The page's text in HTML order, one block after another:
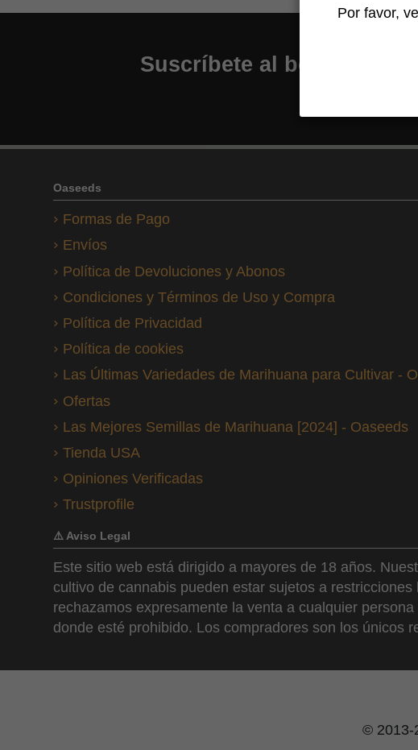
Suscríbete al boletín
Puede
Oaseeds
Formas de Pago
Envíos
Política de Devoluciones y Abonos
Condiciones y Términos de Uso y Compra
Política de Privacidad
Política de cookies
Las Últimas Variedades de Marihuana para Cultivar -
Ofertas
Las Mejores Semillas de Marihuana [2024] - Oaseeds
Tienda USA
Opiniones Verificadas
Trustprofile
Por favor,
⚠️ Aviso Legal
Este sitio web está dirigido a mayores de 18 años.
cultivo de cannabis pueden estar sujetos a
rechazamos expresamente la venta a cualquier
donde esté prohibido. Los compradores son los únicos
© 2013-